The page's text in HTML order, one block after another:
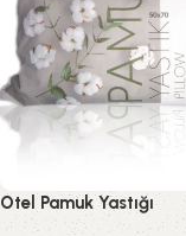
Otel Pamuk Yastığı